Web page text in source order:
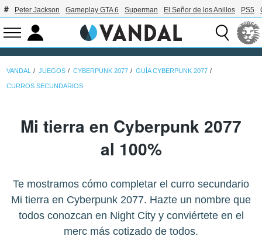
Peter Jackson Gameplay GTA 6 Superman El Señor de los Anillos PS5
VANDAL JUEGOS CYBERPUNK 2077 GUÍA CYBERPUNK 2077
CURROS SECUNDARIOS
Mi tierra en Cyberpunk 2077
al 100%
Te mostramos cómo completar el curro secundario
Mi tierra en Cyberpunk 2077. Hazte un nombre que
todos conozcan en Night City y conviértete en el
merc más cotizado de todos.